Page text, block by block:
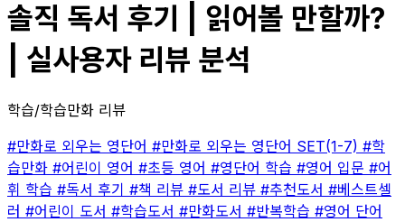
솔직 독서 후기 | 읽어볼 만할까?
| 실사용자 리뷰 분석
학습/학습만화 리뷰
#만화로 외우는 영단어 #만화로 외우는 영단어 SET(1-7) #학
습만화 #어린이 영어 #초등 영어 #영단어 학습 #영어 입문 #어
휘 학습 #독서 후기 #책 리뷰 #도서 리뷰 #추천도서 #베스트셀
러 #어린이 도서 #학습도서 #만화도서 #반복학습 #영어 단어